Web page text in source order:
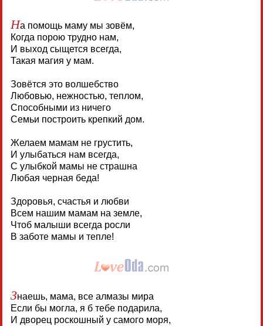
На помощь маму мы зовём,
Когда порою трудно нам,
И выход сыщется всегда,
Такая магия у мам.
Зовётся это волшебство
Любовью, нежностью, теплом,
Способными из ничего
Семьи построить крепкий дом.
Желаем мамам не грустить,
И улыбаться нам всегда,
С улыбкой мамы не страшна
Любая черная беда!
Здоровья, счастья и любви
Всем нашим мамам на земле,
Чтоб малыши всегда росли
В заботе мамы и тепле!
Знаешь, мама, все алмазы мира
Если бы могла, я б тебе подарила,
И дворец роскошный у самого моря,